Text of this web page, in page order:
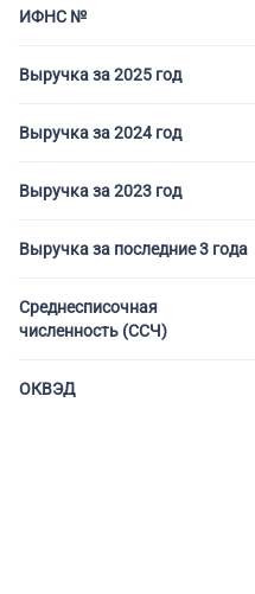
Торговые компании
ИФНС №
Выручка за 2025 год
Выручка за 2024 год
Выручка за 2023 год
Выручка за последние 3 года
Среднесписочная
численность (ССЧ)
ОКВЭД